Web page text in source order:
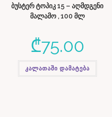
ბუსტერ ტოპიკ 15 – აღმდგენი
მალამო , 100 მლ
₾75.00
კალათაში დამატება